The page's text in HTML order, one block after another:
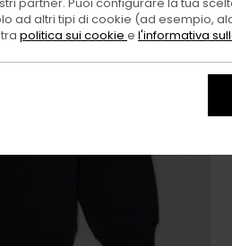
ad altri tipi di cookie (ad esempio,
politica sui cookie e l'informativa